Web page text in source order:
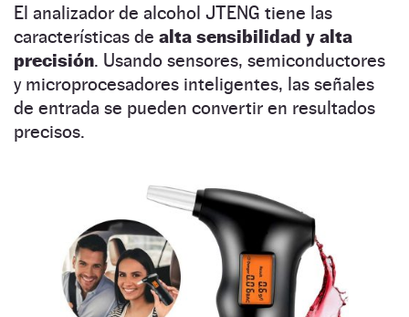
El analizador de alcohol JTENG tiene las
características de alta sensibilidad y alta
precisión. Usando sensores, semiconductores
y microprocesadores inteligentes, las señales
de entrada se pueden convertir en resultados
precisos.